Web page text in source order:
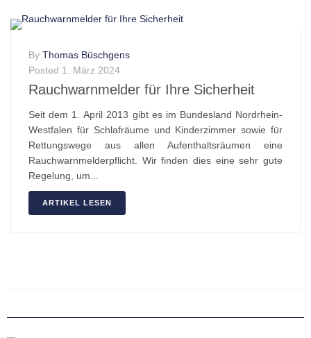
By Thomas Büschgens
Posted 1. März 2024
Rauchwarnmelder für Ihre Sicherheit
Seit dem 1. April 2013 gibt es im Bundesland Nordrhein-
Westfalen für Schlafräume und Kinderzimmer sowie für
Rettungswege aus allen Aufenthaltsräumen eine
Rauchwarnmelderpflicht. Wir finden dies eine sehr gute
Regelung, um...
ARTIKEL LESEN